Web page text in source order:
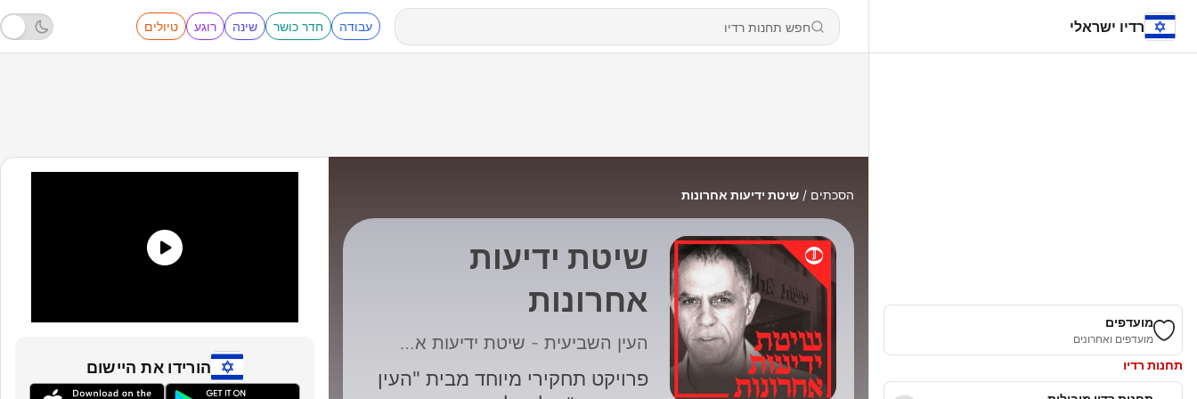
רדיו ישראלי עבודה חדר כושר שינה רוגע טיולים
מועדפים
מועדפים ואחרונים
תחנות רדיו
הסכתים שיטת ידיעות אחרונות
שיטת ידיעות
אחרונות
העין השביעית - שיטת ידיעות אחרונות
פרויקט תחקירי מיוחד מבית "העין
הורידו את היישום